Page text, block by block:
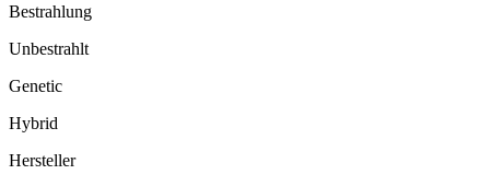
Bestrahlung
Unbestrahlt
Genetic
Hybrid
Hersteller